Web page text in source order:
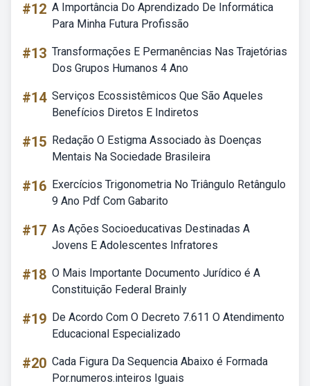
#12 A Importância Do Aprendizado De Informática
Para Minha Futura Profissão
#13 Transformações E Permanências Nas Trajetórias
Dos Grupos Humanos 4 Ano
#14 Serviços Ecossistêmicos Que São Aqueles
Benefícios Diretos E Indiretos
#15 Redação O Estigma Associado às Doenças
Mentais Na Sociedade Brasileira
#16 Exercícios Trigonometria No Triângulo Retângulo
9 Ano Pdf Com Gabarito
#17 As Ações Socioeducativas Destinadas A
Jovens E Adolescentes Infratores
#18 O Mais Importante Documento Jurídico é A
Constituição Federal Brainly
#19 De Acordo Com O Decreto 7.611 O Atendimento
Educacional Especializado
#20 Cada Figura Da Sequencia Abaixo é Formada
Por.numeros.inteiros Iguais